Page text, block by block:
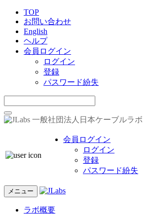
TOP
お問い合わせ
English
ヘルプ
会員ログイン
ログイン
登録
パスワード紛失
一般社団法人日本ケーブルラボ
会員ログイン
ログイン
登録
パスワード紛失
メニュー
ラボ概要